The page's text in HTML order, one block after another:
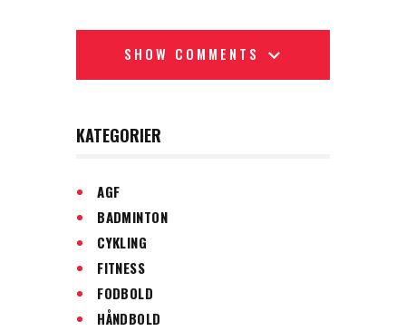
SHOW COMMENTS
KATEGORIER
AGF
BADMINTON
CYKLING
FITNESS
FODBOLD
HÅNDBOLD